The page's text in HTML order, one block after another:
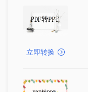
立即转换